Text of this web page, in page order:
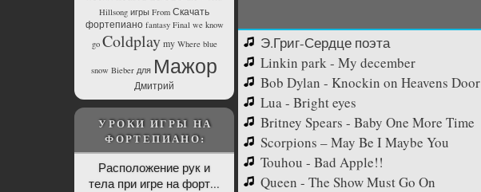
Hillsong игры From Скачать
фортепиано fantasy Final we know
go Coldplay my Where blue
snow Bieber для Мажор
Дмитрий
УРОКИ ИГРЫ НА
ФОРТЕПИАНО:
Расположение рук и
тела при игре на форт...
Э.Григ-Сердце поэта
Linkin park - My december
Bob Dylan - Knockin on Heavens Door
Lua - Bright eyes
Britney Spears - Baby One More Time
Scorpions – May Be I Maybe You
Touhou - Bad Apple!!
Queen - The Show Must Go On